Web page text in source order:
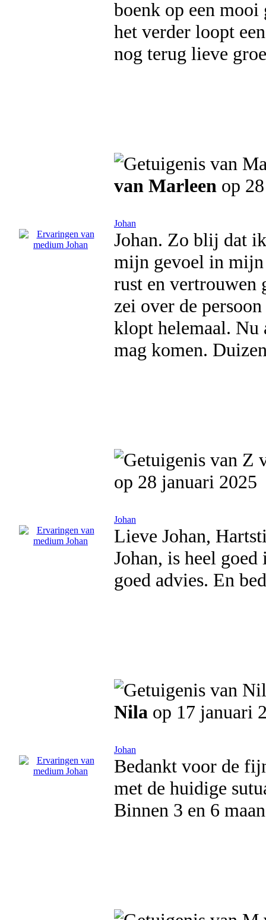
boenk op een
het verder loopt
nog terug lieve
van Marleen op
Johan
Johan. Zo blij dat
mijn gevoel in
rust en vertrouwen
zei over de
klopt helemaal. Nu
mag komen.
op 28 januari 2025
Johan
Lieve Johan,
Johan, is heel
goed advies. En
Nila op 17 januari
Johan
Bedankt voor de
met de huidige
Binnen 3 en 6